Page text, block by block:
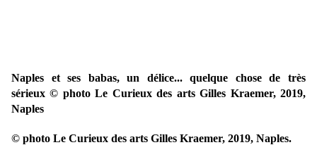
Naples et ses babas, un délice... quelque chose de très
sérieux © photo Le Curieux des arts Gilles Kraemer, 2019,
Naples
© photo Le Curieux des arts Gilles Kraemer, 2019, Naples.